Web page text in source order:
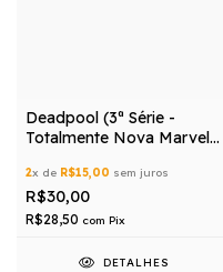
Deadpool (3ª Série -
Totalmente Nova Marvel)
2x de R$15,00 sem juros
R$30,00
R$28,50 com Pix
DETALHES